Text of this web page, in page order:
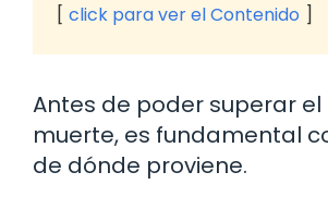
click para ver el Contenido
Antes de poder superar
muerte, es fundamental
de dónde proviene.